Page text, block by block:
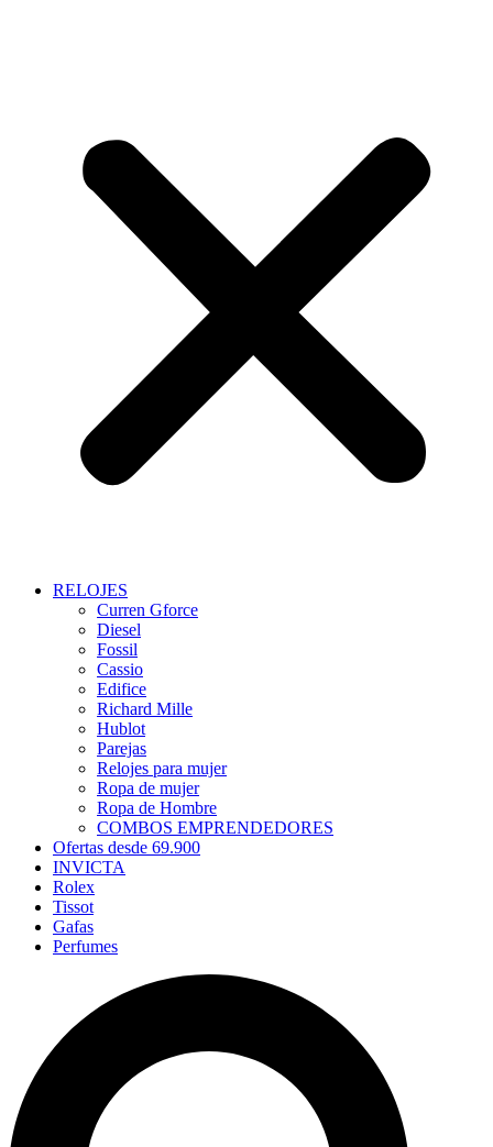
RELOJES
Curren Gforce
Diesel
Fossil
Cassio
Edifice
Richard Mille
Hublot
Parejas
Relojes para mujer
Ropa de mujer
Ropa de Hombre
COMBOS EMPRENDEDORES
Ofertas desde 69.900
INVICTA
Rolex
Tissot
Gafas
Perfumes